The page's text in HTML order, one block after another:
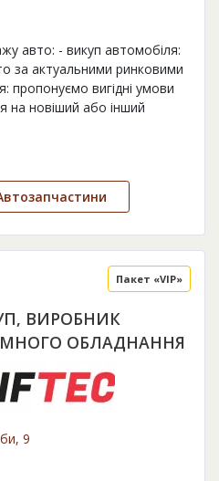
авто: - викуп автомобіля:
за актуальними ринковими
пропонуємо вигідні умови
на новіший або інший
ВИРОБНИК
ОБЛАДНАННЯ
Пакет «VIP»
9